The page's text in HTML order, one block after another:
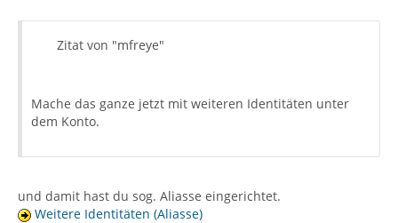
Zitat von "mfreye"
Mache das ganze jetzt mit weiteren Identitäten unter
dem Konto.
und damit hast du sog. Aliasse eingerichtet.
Weitere Identitäten (Aliasse)